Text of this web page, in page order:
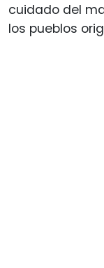
cuidado del
los pueblos